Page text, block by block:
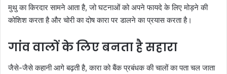
मुथु का किरदार सामने आता है, जो घटनाओं को अपने फायदे के लिए मोड़ने की
कोशिश करता है और चोरी का दोष कारा पर डालने का प्रयास करता है।
गांव वालों के लिए बनता है सहारा
जैसे-जैसे कहानी आगे बढ़ती है, कारा को बैंक प्रबंधक की चालों का पता चल जाता